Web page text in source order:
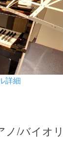
詳細
ノ/バイオリ